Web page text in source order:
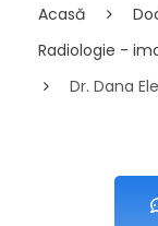
Acasă
Radiologie -
Dr. Dana